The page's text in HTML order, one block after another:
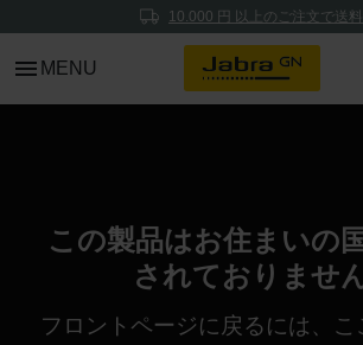
10.000 円 以上のご注文で送料
menu MENU
この製品はお住まいの
されておりません
フロントページに戻るには、 こ